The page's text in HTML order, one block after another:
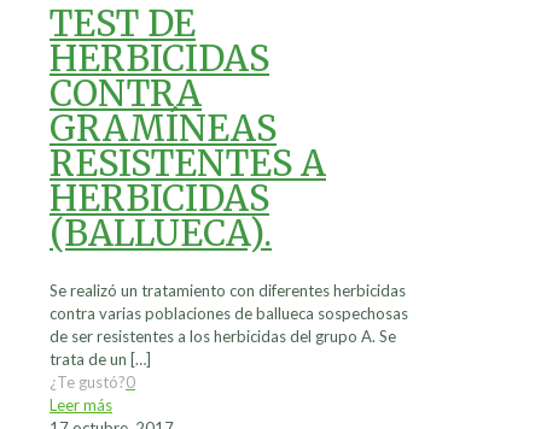
TEST DE
HERBICIDAS
CONTRA
GRAMÍNEAS
RESISTENTES A
HERBICIDAS
(BALLUECA).
Se realizó un tratamiento con diferentes herbicidas
contra varias poblaciones de ballueca sospechosas
de ser resistentes a los herbicidas del grupo A. Se
trata de un […]
¿Te gustó?0
Leer más